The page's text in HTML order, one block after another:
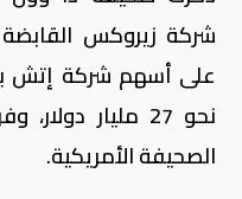
شركة زيروكس
على أسهم شركة إتش
نحو 27 مليار
الصحيفة الأمريكية.